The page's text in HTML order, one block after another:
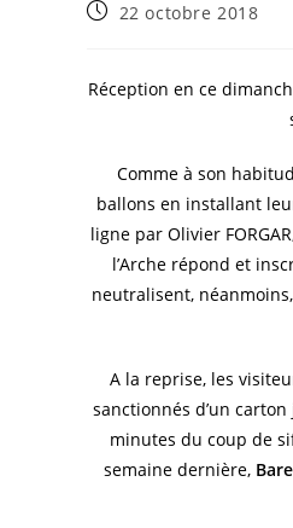
22 octobre 2018
Réception en ce
Comme à son
ballons en installant
ligne par Olivier
l’Arche répond et
neutralisent, néanmoins,
A la reprise, les
sanctionnés d’un carton
minutes du coup de
semaine dernière,